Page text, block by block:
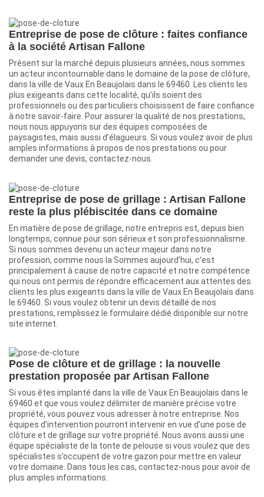
Entreprise de pose de clôture : faites confiance
à la société Artisan Fallone
Présent sur la marché depuis plusieurs années, nous sommes
un acteur incontournable dans le domaine de la pose de clôture,
dans la ville de Vaux En Beaujolais dans le 69460. Les clients les
plus exigeants dans cette localité, qu’ils soient des
professionnels ou des particuliers choisissent de faire confiance
à notre savoir-faire. Pour assurer la qualité de nos prestations,
nous nous appuyons sur des équipes composées de
paysagistes, mais aussi d’élagueurs. Si vous voulez avoir de plus
amples informations à propos de nos prestations ou pour
demander une devis, contactez-nous.
Entreprise de pose de grillage : Artisan Fallone
reste la plus plébiscitée dans ce domaine
En matière de pose de grillage, notre entrepris est, depuis bien
longtemps, connue pour son sérieux et son professionnalisme.
Si nous sommes devenu un acteur majeur dans notre
profession, comme nous la Sommes aujourd’hui, c’est
principalement à cause de notre capacité et notre compétence
qui nous ont permis de répondre efficacement aux attentes des
clients les plus exigeants dans la ville de Vaux En Beaujolais dans
le 69460. Si vous voulez obtenir un devis détaillé de nos
prestations, remplissez le formulaire dédié disponible sur notre
site internet.
Pose de clôture et de grillage : la nouvelle
prestation proposée par Artisan Fallone
Si vous êtes implanté dans la ville de Vaux En Beaujolais dans le
69460 et que vous voulez délimiter de manière précise votre
propriété, vous pouvez vous adresser à notre entreprise. Nos
équipes d’intervention pourront intervenir en vue d’une pose de
clôture et de grillage sur votre propriété. Nous avons aussi une
équipe spécialiste de la tonte de pelouse si vous voulez que des
spécialistes s’occupent de votre gazon pour mettre en valeur
votre domaine. Dans tous les cas, contactez-nous pour avoir de
plus amples informations.